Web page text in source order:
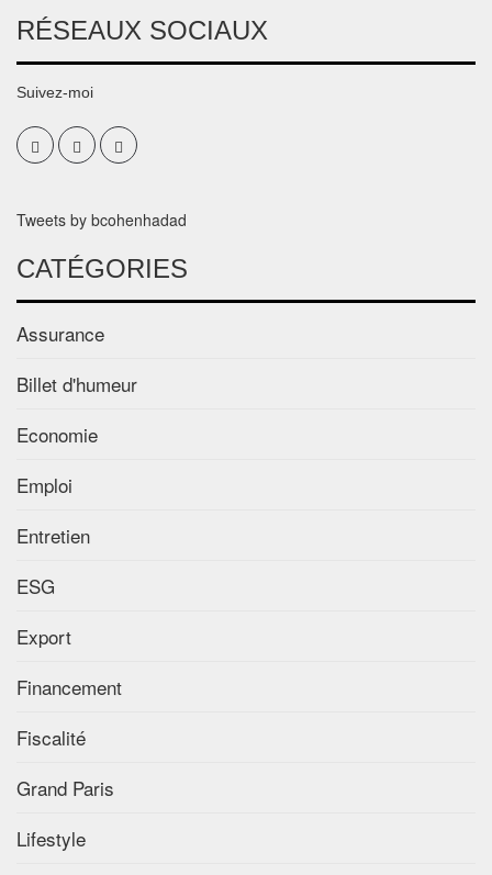
RÉSEAUX SOCIAUX
Suivez-moi
Tweets by bcohenhadad
CATÉGORIES
Assurance
Billet d'humeur
Economie
Emploi
Entretien
ESG
Export
Financement
Fiscalité
Grand Paris
Lifestyle